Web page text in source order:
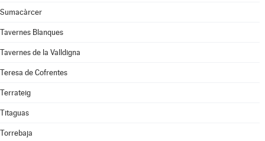
Sumacàrcer
Tavernes Blanques
Tavernes de la Valldigna
Teresa de Cofrentes
Terrateig
Titaguas
Torrebaja